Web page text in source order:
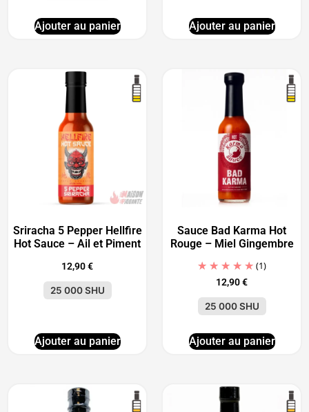
Ajouter au panier Ajouter au panier
Sriracha 5 Pepper Hellfire
Hot Sauce – Ail et Piment
12,90€
25 000 SHU
Ajouter au panier
Sauce Bad Karma Hot
Rouge – Miel Gingembre
(1)
12,90€
25 000 SHU
Ajouter au panier